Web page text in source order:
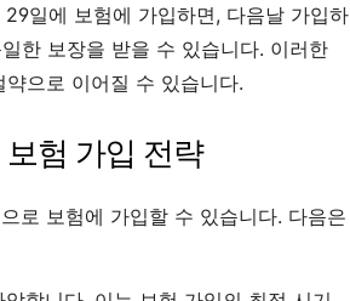
일에 보험에 가입하면, 다음날 가입하
한 보장을 받을 수 있습니다. 이러한
으로 이어질 수 있습니다.
험 가입 전략
로 보험에 가입할 수 있습니다. 다음은